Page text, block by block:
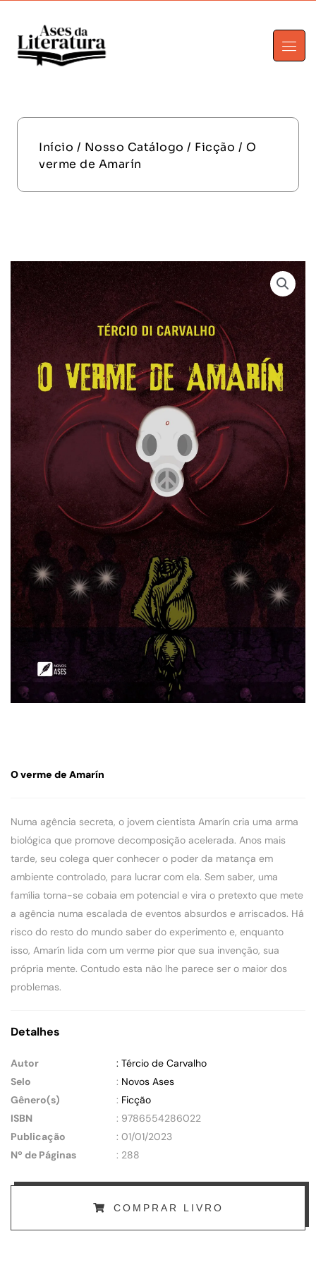
Início / Nosso Catálogo / Ficção / O
verme de Amarín
O verme de Amarín
Numa agência secreta, o jovem cientista Amarín cria uma arma
biológica que promove decomposição acelerada. Anos mais
tarde, seu colega quer conhecer o poder da matança em
ambiente controlado, para lucrar com ela. Sem saber, uma
família torna-se cobaia em potencial e vira o pretexto que mete
a agência numa escalada de eventos absurdos e arriscados. Há
risco do resto do mundo saber do experimento e, enquanto
isso, Amarín lida com um verme pior que sua invenção, sua
própria mente. Contudo esta não lhe parece ser o maior dos
problemas.
Detalhes
Autor
: Tércio de Carvalho
Selo
: Novos Ases
Gênero(s)
: Ficção
ISBN
: 9786554286022
Publicação
: 01/01/2023
Nº de Páginas
: 288
COMPRAR LIVRO